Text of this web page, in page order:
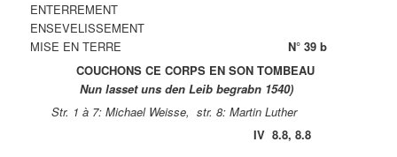
ENTERREMENT
ENSEVELISSEMENT
MISE EN TERREN° 39 b
COUCHONS CE CORPS EN SON TOMBEAU
Nun lasset uns den Leib begrabn 1540)
Str. 1 à 7: Michael Weisse, str. 8: Martin Luther
IV 8.8, 8.8